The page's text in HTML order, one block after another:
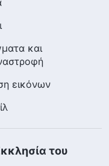
και
εικόνων
του